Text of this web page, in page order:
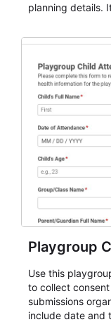
planning details.
for teams and
Playgroup
Use this
to collect
submissions
include date and